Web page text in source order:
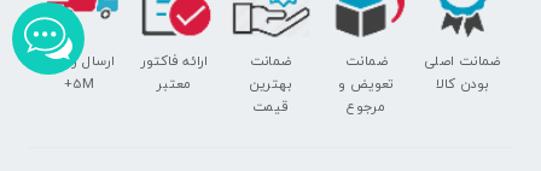
ضمانت اصلی
بودن کالا
ضمانت
تعویض و
مرجوع
ضمانت
بهترین
قیمت
ارائه فاکتور
معتبر
ارسال رایگان
5M+